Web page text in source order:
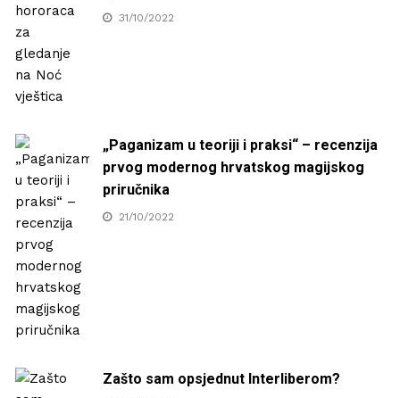
31/10/2022
„Paganizam u teoriji i praksi“ – recenzija
prvog modernog hrvatskog magijskog
priručnika
21/10/2022
Zašto sam opsjednut Interliberom?